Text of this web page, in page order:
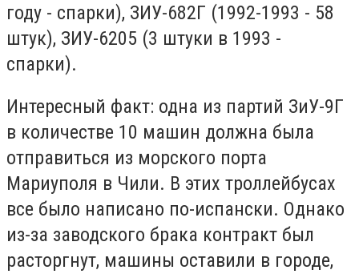
году - спарки), ЗИУ-682Г (1992-1993 - 58
штук), ЗИУ-6205 (3 штуки в 1993 -
спарки).
Интересный факт: одна из партий ЗиУ-9Г
в количестве 10 машин должна была
отправиться из морского порта
Мариуполя в Чили. В этих троллейбусах
все было написано по-испански. Однако
из-за заводского брака контракт был
расторгнут, машины оставили в городе,